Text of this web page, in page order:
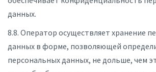
данных.
8.8. Оператор осуществляет хранение
данных в форме, позволяющей
персональных данных, не дольше, чем